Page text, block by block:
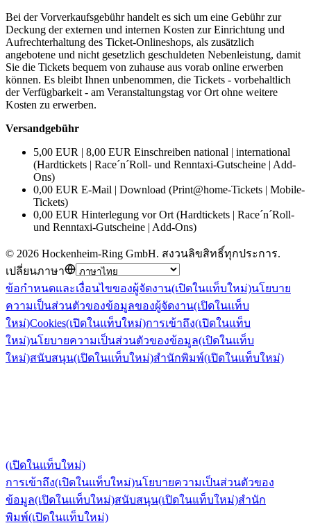
Bei der Vorverkaufsgebühr handelt es sich um eine Gebühr zur
Deckung der externen und internen Kosten zur Einrichtung und
Aufrechterhaltung des Ticket-Onlineshops, als zusätzlich
angebotene und nicht gesetzlich geschuldeten Nebenleistung, damit
Sie die Tickets bequem von zuhause aus vorab online erwerben
können. Es bleibt Ihnen unbenommen, die Tickets - vorbehaltlich
der Verfügbarkeit - am Veranstaltungstag vor Ort ohne weitere
Kosten zu erwerben.
Versandgebühr
5,00 EUR | 8,00 EUR Einschreiben national | international
(Hardtickets | Race´n´Roll- und Renntaxi-Gutscheine | Add-
Ons)
0,00 EUR E-Mail | Download (Print@home-Tickets | Mobile-
Tickets)
0,00 EUR Hinterlegung vor Ort (Hardtickets | Race´n´Roll-
und Renntaxi-Gutscheine | Add-Ons)
© 2026 Hockenheim-Ring GmbH. สงวนลิขสิทธิ์ทุกประการ.
เปลี่ยนภาษา
ข้อกำหนดและเงื่อนไขของผู้จัดงาน(เปิดในแท็บใหม่)นโยบาย
ความเป็นส่วนตัวของข้อมูลของผู้จัดงาน(เปิดในแท็บ
ใหม่)Cookies(เปิดในแท็บใหม่)การเข้าถึง(เปิดในแท็บ
ใหม่)นโยบายความเป็นส่วนตัวของข้อมูล(เปิดในแท็บ
ใหม่)สนับสนุน(เปิดในแท็บใหม่)สำนักพิมพ์(เปิดในแท็บใหม่)
(เปิดในแท็บใหม่)
การเข้าถึง(เปิดในแท็บใหม่)นโยบายความเป็นส่วนตัวของ
ข้อมูล(เปิดในแท็บใหม่)สนับสนุน(เปิดในแท็บใหม่)สำนัก
พิมพ์(เปิดในแท็บใหม่)